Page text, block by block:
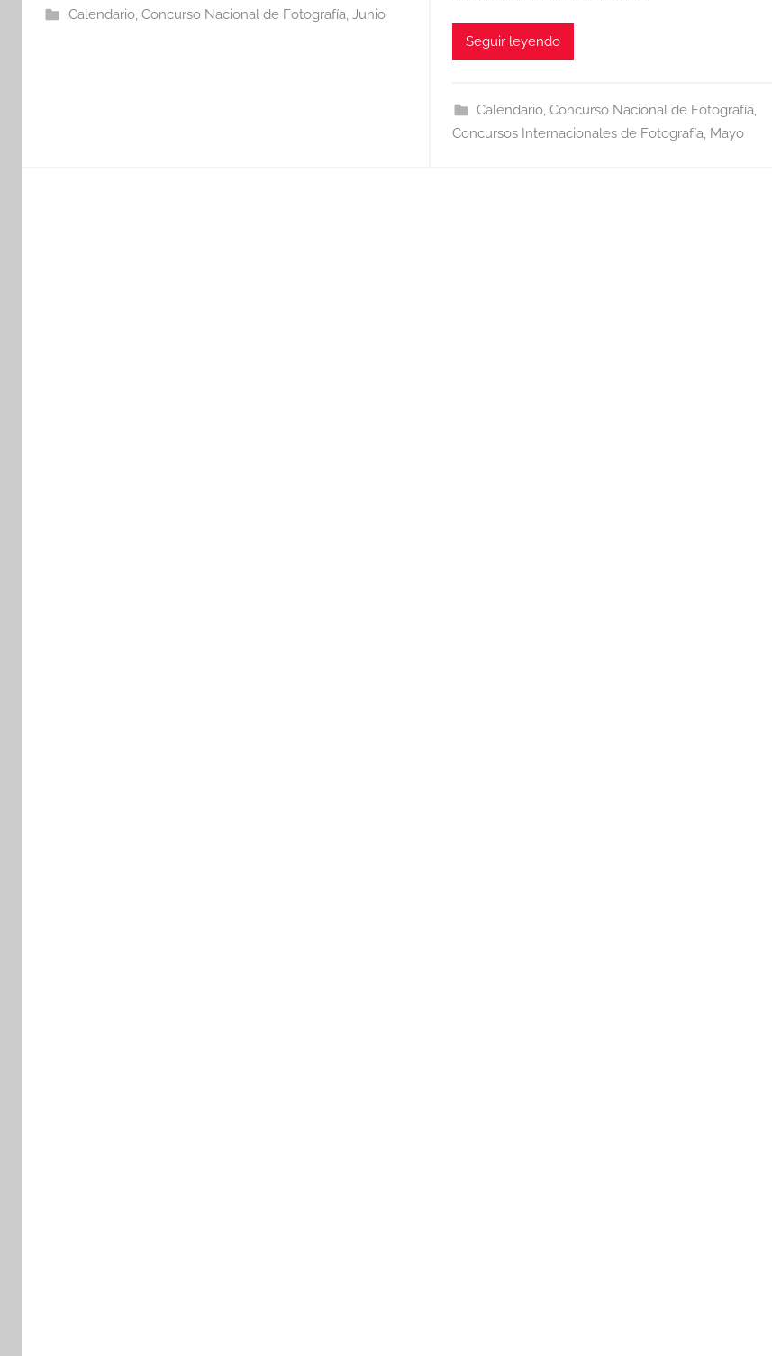
Calendario, Concurso Nacional de Fotografía, Junio
Seguir leyendo
Calendario,Concurso Nacional de Fotografía,
Concursos Internacionales de Fotografía, Mayo